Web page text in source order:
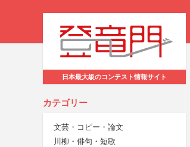
日本最大級のコンテスト情報サイト
カテゴリー
文芸・コピー・論文
川柳・俳句・短歌